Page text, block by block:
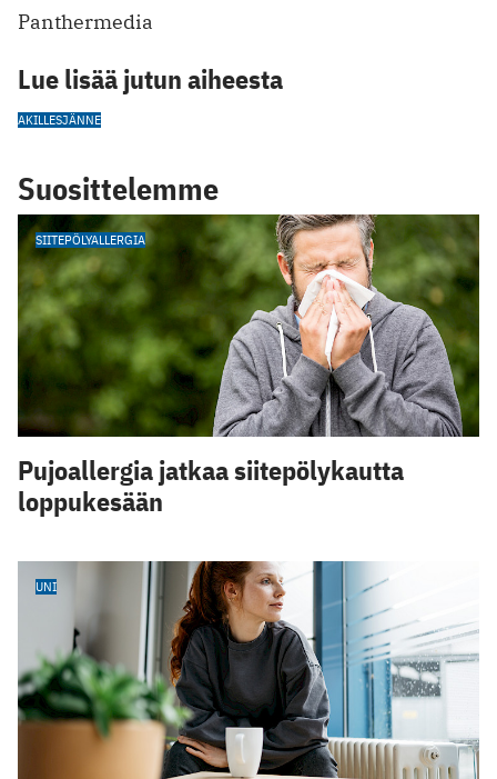
Panthermedia
Lue lisää jutun aiheesta
AKILLESJÄNNE
Suosittelemme
SIITEPÖLYALLERGIA
Pujoallergia jatkaa siitepölykautta
loppukesään
UNI